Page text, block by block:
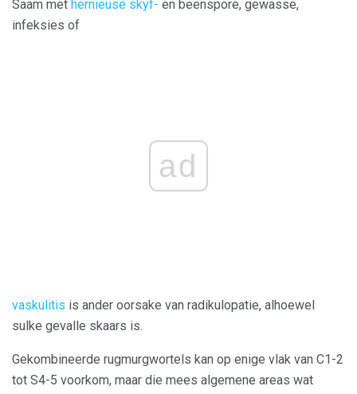
Saam met hernieuse skyf- en beenspore, gewasse,
infeksies of
ad
vaskulitis is ander oorsake van radikulopatie, alhoewel
sulke gevalle skaars is.
Gekombineerde rugmurgwortels kan op enige vlak van C1-2
tot S4-5 voorkom, maar die mees algemene areas wat